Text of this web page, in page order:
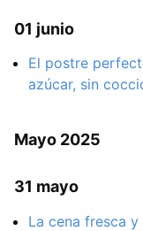
01 junio
El postre
azúcar, sin
Mayo 2025
31 mayo
La cena fresca